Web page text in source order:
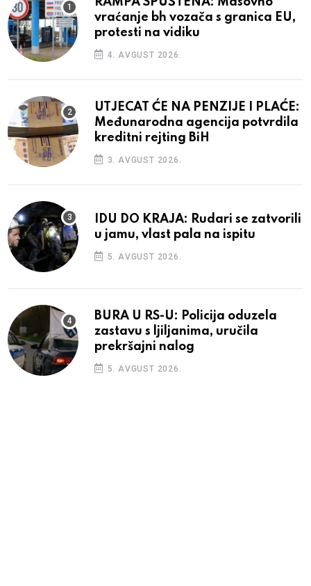
vraćanje bh vozača s granica EU,
protesti na vidiku
4. AVGUST 2026.
UTJECAT ĆE NA PENZIJE I PLAĆE:
Međunarodna agencija potvrdila
kreditni rejting BiH
3. AVGUST 2026.
IDU DO KRAJA: Rudari se zatvorili
u jamu, vlast pala na ispitu
5. AVGUST 2026.
BURA U RS-U: Policija oduzela
zastavu s ljiljanima, uručila
prekršajni nalog
5. AVGUST 2026.